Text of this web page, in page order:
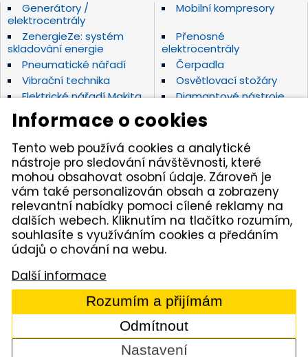
Generátory /
elektrocentrály
Mobilní kompresory
ZenergieZe: systém
skladování energie
Přenosné
elektrocentrály
Pneumatické nářadí
Čerpadla
Vibrační technika
Osvětlovací stožáry
Elektrické nářadí Makita
Diamantové nástroje
Hydraulické nářadí
Motorová kladiva
Závěsná hydraulická
kladiva
Zahradní technika
Akumulátorové stroje
Značky
Kámen Brno, spol. s r.o. – spolehlivý partner pro
opravdové řemeslníky. Zajišťujeme autorizovaný servis
pracovních strojů i nářadí, a provozujeme půjčovnu
nářadí v Tišnově. Specializujeme se na prodej nářadí
značek Permon, Atlas Copco, Husqvarna, Makita, NTC,
a zahradní techniky Dolmar aj. Dodáváme kamenivo
z našich vlastních lomů.
© 2005 - 2026 Kámen Brno, spol. s r. o. - Všechna práva
vyhrazena
Comerto
Informace o cookies
Tento web používá cookies a analytické
nástroje pro sledování návštěvnosti, které
mohou obsahovat osobní údaje. Zároveň je
vám také personalizován obsah a zobrazeny
relevantní nabídky pomoci cílené reklamy na
dalších webech. Kliknutím na tlačítko rozumím,
souhlasíte s využíváním cookies a předáním
údajů o chování na webu.
Další informace
Rozumím a přijímám
Odmítnout
Nastavení